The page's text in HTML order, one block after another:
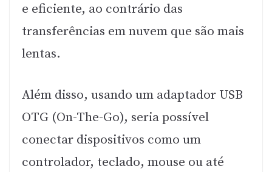
e eficiente, ao contrário das
transferências em nuvem que são mais
lentas.
Além disso, usando um adaptador USB
OTG (On-The-Go), seria possível
conectar dispositivos como um
controlador, teclado, mouse ou até